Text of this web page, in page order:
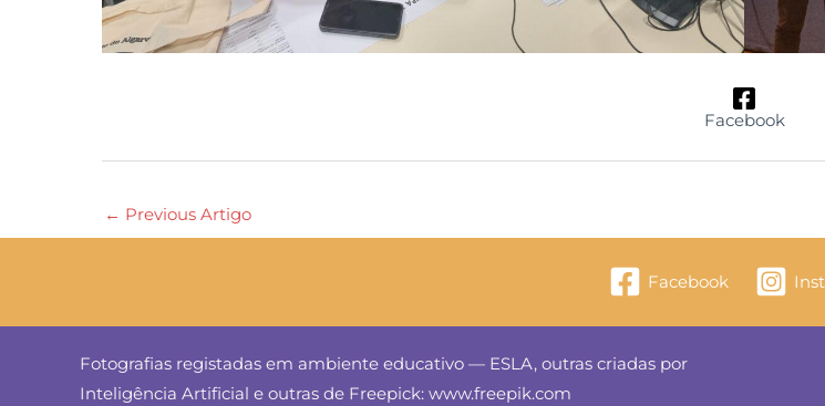
Facebook
← Previous Artigo
Facebook
Fotografias registadas em ambiente educativo — ESLA, outras criadas por
Inteligência Artificial e outras de Freepick: www.freepik.com